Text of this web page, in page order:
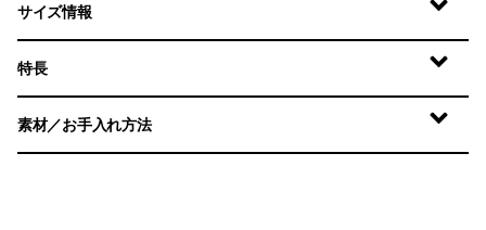
サイズ情報
特長
素材／お手入れ方法